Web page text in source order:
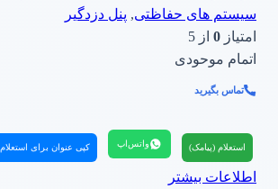
سیستم های حفاظتی, پنل دزدگیر
امتیاز 0 از 5
اتمام موحودی
تماس بگیرید
استعلام (پیامک) واتس‌اپ کپی عنوان برای استعلام
اطلاعات بیشتر